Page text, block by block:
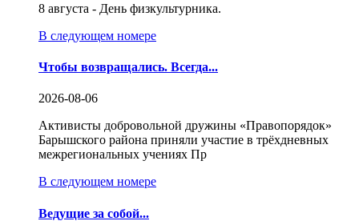
8 августа - День физкультурника.
В следующем номере
Чтобы возвращались. Всегда...
2026-08-06
Активисты добровольной дружины «Правопорядок»
Барышского района приняли участие в трёхдневных
межрегиональных учениях Пр
В следующем номере
Ведущие за собой...